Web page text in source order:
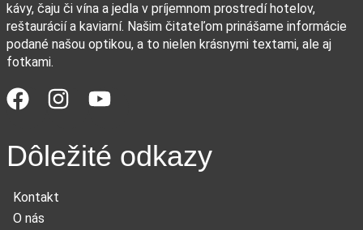
kávy, čaju či vína a jedla v príjemnom prostredí hotelov,
reštaurácií a kaviarní. Našim čitateľom prinášame informácie
podané našou optikou, a to nielen krásnymi textami, ale aj
fotkami.
Dôležité odkazy
Kontakt
O nás